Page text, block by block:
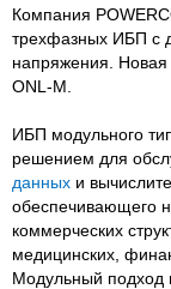
Компания
трехфазных ИБП с
напряжения. Новая
ONL-M.
ИБП модульного
решением для
данных и
обеспечивающего
коммерческих
медицинских,
Модульный подход